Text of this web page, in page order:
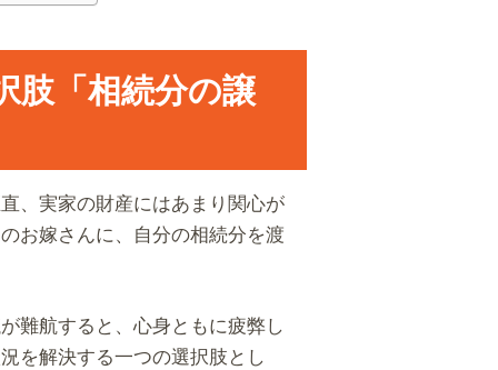
肢「相続分の譲
、実家の財産にはあまり関心が
お嫁さんに、自分の相続分を渡
難航すると、心身ともに疲弊し
を解決する一つの選択肢とし